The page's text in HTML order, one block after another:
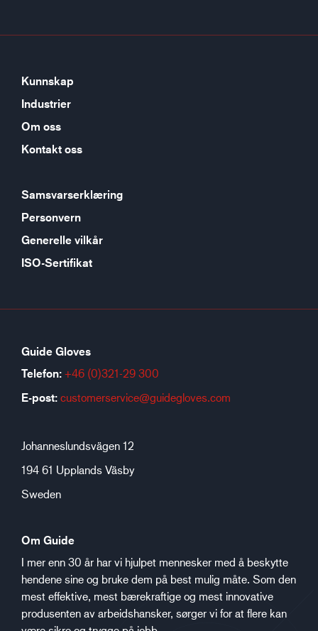
Kunnskap
Industrier
Om oss
Kontakt oss
Samsvarserklæring
Personvern
Generelle vilkår
ISO-Sertifikat
Guide Gloves
Telefon: +46 (0)321-29 300
E-post: customerservice@guidegloves.com
Johanneslundsvägen 12
194 61 Upplands Väsby
Sweden
Om Guide
I mer enn 30 år har vi hjulpet mennesker med å beskytte
hendene sine og bruke dem på best mulig måte. Som den
mest effektive, mest bærekraftige og mest innovative
produsenten av arbeidshansker, sørger vi for at flere kan